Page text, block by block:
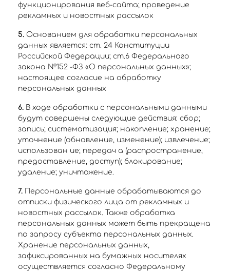
функционирования веб-сайта; проведение
рекламных и новостных рассылок
5. Основанием для обработки персональных
данных является: ст. 24 Конституции
Российской Федерации; ст.6 Федерального
закона №152 -ФЗ «О персональных данных»;
настоящее согласие на обработку
персональных данных
6. В ходе обработки с персональными данными
будут совершены следующие действия: сбор;
запись; систематизация; накопление; хранение;
уточнение (обновление, изменение); извлечение;
использован ие; передач а (распространение,
предоставление, доступ); блокирование;
удаление; уничтожение.
7. Персональные данные обрабатываются до
отписки физического лица от рекламных и
новостных рассылок. Также обработка
персональных данных может быть прекращена
по запросу субъекта персональных данных.
Хранение персональных данных,
зафиксированных на бумажных носителях
осуществляется согласно Федеральному